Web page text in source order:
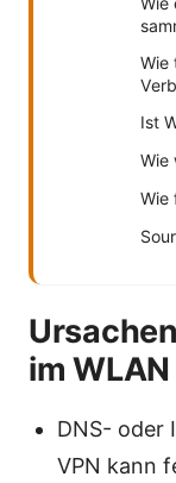
Wie
Ist
Wie
Wie
im WLAN
DNS- oder
VPN kann